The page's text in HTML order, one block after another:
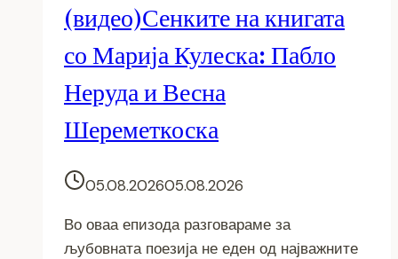
(видео)Сенките на книгата
со Марија Кулеска: Пабло
Неруда и Весна
Шереметкоска
05.08.202605.08.2026
Во оваа епизода разговараме за
љубовната поезија не еден од најважните